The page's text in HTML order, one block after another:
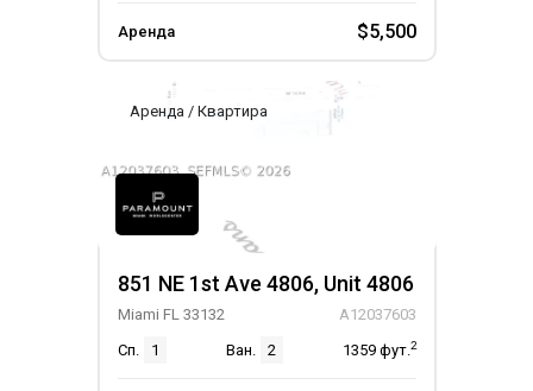
Аренда $5,500
Аренда / Квартира
851 NE 1st Ave 4806, Unit 4806
Miami FL 33132
A12037603
Сп.
1 Ван. 2 1359 фут.2